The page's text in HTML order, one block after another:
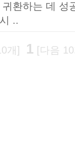
환하는 데 성
..
개] 1 [다음